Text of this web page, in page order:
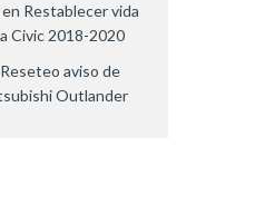
en Restablecer vida
Civic 2018-2020
Reseteo aviso de
Outlander